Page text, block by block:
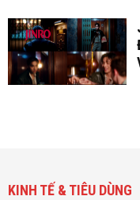
KINH TẾ & TIÊU DÙNG